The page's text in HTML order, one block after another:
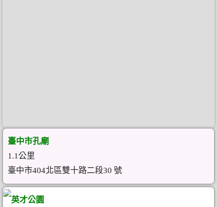
臺中市孔廟
1.1公里
臺中市404北區雙十路二段30 號
英才公園